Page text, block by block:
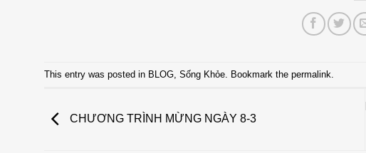
This entry was posted in BLOG Sống Khỏe . Bookmark the permalink
CHƯƠNG TRÌNH MỪNG NGÀY 8-3